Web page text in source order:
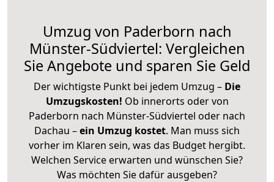
Umzug von Paderborn nach
Münster-Südviertel: Vergleichen
Sie Angebote und sparen Sie Geld
Der wichtigste Punkt bei jedem Umzug – Die
Umzugskosten! Ob innerorts oder von
Paderborn nach Münster-Südviertel oder nach
Dachau –ein Umzug kostet. Man muss sich
vorher im Klaren sein, was das Budget hergibt.
Welchen Service erwarten und wünschen Sie?
Was möchten Sie dafür ausgeben?